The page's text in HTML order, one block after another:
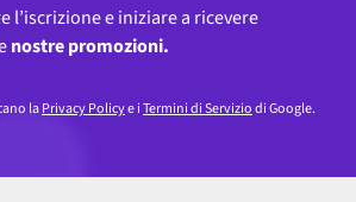
l’iscrizione e iniziare a ricevere
nostre promozioni.
laPrivacy Policye iTermini di Serviziodi Google.